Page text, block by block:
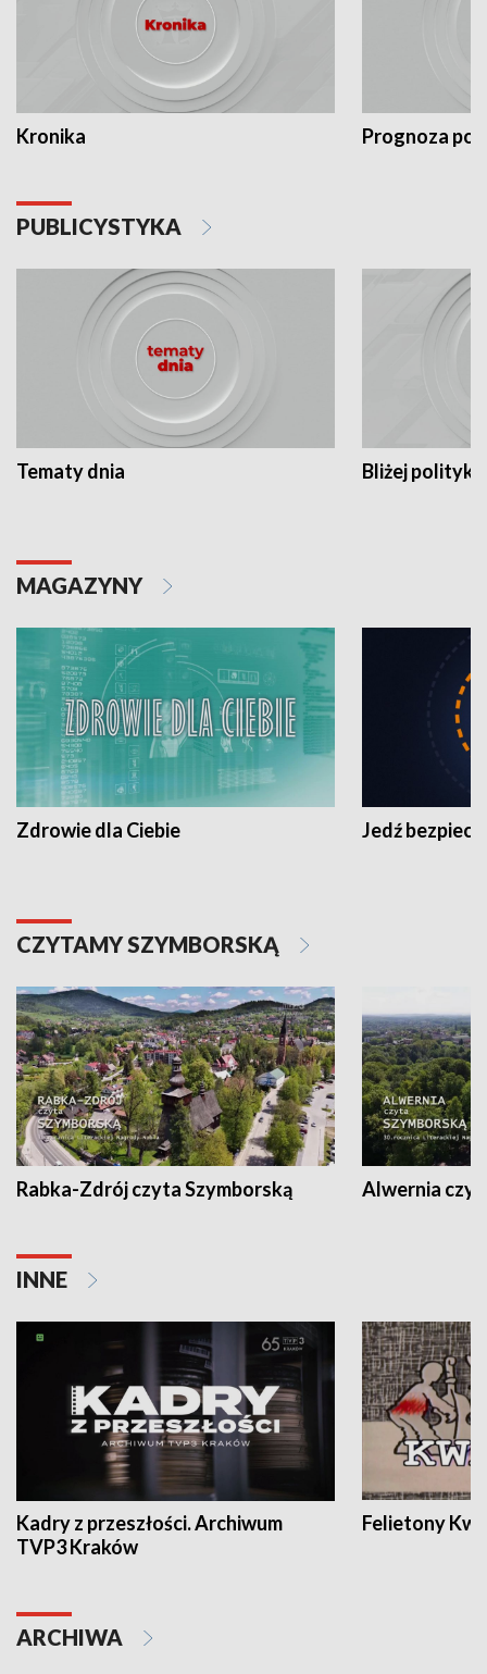
Kronika Prognoza
PUBLICYSTYKA
Tematy dnia Bliżej polityki
MAGAZYNY
Zdrowie dla Ciebie Jedź
CZYTAMY SZYMBORSKĄ
Rabka-Zdrój czyta Szymborską Alwernia
INNE
Kadry z przeszłości. Archiwum
TVP3 Kraków
Felietony
ARCHIWA